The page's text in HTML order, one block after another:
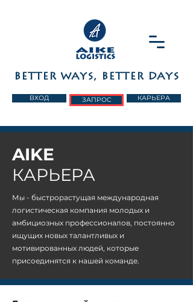
BETTER WAYS, BETTER DAYS
ЗАПРОС
ВХОД КАРЬЕРА
AIKE
КАРЬЕРА
Мы - быстрорастущая международная
логистическая компания молодых и
амбициозных профессионалов, постоянно
ищущих новых талантливых и
мотивированных людей, которые
присоединятся к нашей команде.